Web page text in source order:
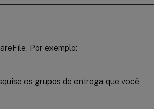
Por exemplo:
os grupos de entrega que você